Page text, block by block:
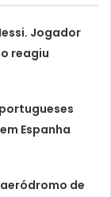
Jogador
reagiu
Espanha
de